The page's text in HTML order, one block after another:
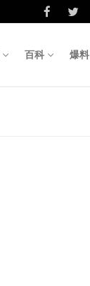
百科 爆料